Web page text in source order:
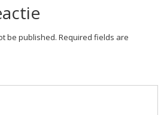
be published. Required fields are